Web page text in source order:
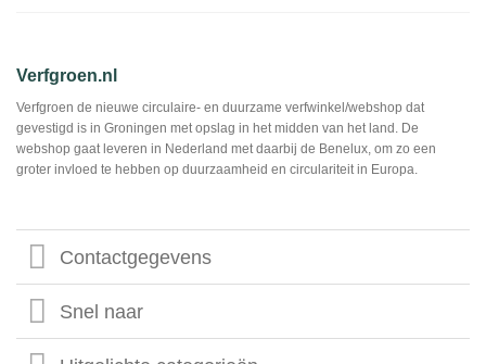
Verfgroen.nl
Verfgroen de nieuwe circulaire- en duurzame verfwinkel/webshop dat
gevestigd is in Groningen met opslag in het midden van het land. De
webshop gaat leveren in Nederland met daarbij de Benelux, om zo een
groter invloed te hebben op duurzaamheid en circulariteit in Europa.
Contactgegevens
Snel naar